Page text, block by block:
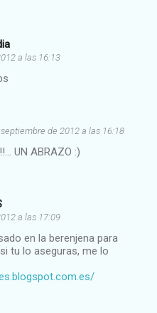
a las 16:13
septiembre de 2012 a las 16:18
UN ABRAZO :)
a las 17:09
en la berenjena para
tu lo aseguras, me lo